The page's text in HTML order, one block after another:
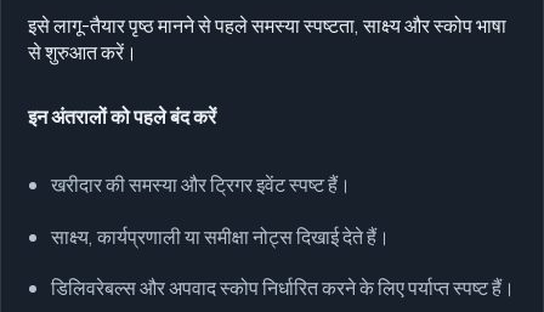
इसे लागू-तैयार पृष्ठ मानने से पहले समस्या स्पष्टता, साक्ष्य और स्कोप भाषा
से शुरुआत करें।
इन अंतरालों को पहले बंद करें
खरीदार की समस्या और ट्रिगर इवेंट स्पष्ट हैं।
साक्ष्य, कार्यप्रणाली या समीक्षा नोट्स दिखाई देते हैं।
डिलिवरेबल्स और अपवाद स्कोप निर्धारित करने के लिए पर्याप्त स्पष्ट हैं।